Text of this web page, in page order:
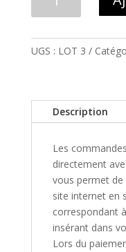
spéciale
lot
UGS : LOT 3
Description
Les
directement
vous permet
site internet en
correspondant
insérant dans
Lors du